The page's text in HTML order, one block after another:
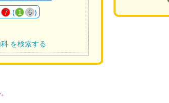
7 ( 1 6 )
を検索する